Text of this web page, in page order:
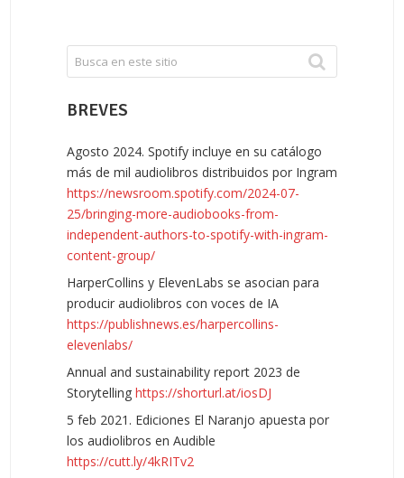
BREVES
Agosto 2024. Spotify incluye en su catálogo
más de mil audiolibros distribuidos por Ingram
https://newsroom.spotify.com/2024-07-
25/bringing-more-audiobooks-from-
independent-authors-to-spotify-with-ingram-
content-group/
HarperCollins y ElevenLabs se asocian para
producir audiolibros con voces de IA
https://publishnews.es/harpercollins-
elevenlabs/
Annual and sustainability report 2023 de
Storytelling https://shorturl.at/iosDJ
5 feb 2021. Ediciones El Naranjo apuesta por
los audiolibros en Audible
https://cutt.ly/4kRITv2